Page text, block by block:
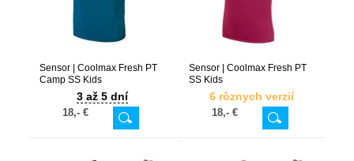
Sensor | Coolmax Fresh PT
Camp SS Kids
3 až 5 dní
18,- €
Sensor | Coolmax Fresh PT
SS Kids
6 rôznych verzií
18,- €